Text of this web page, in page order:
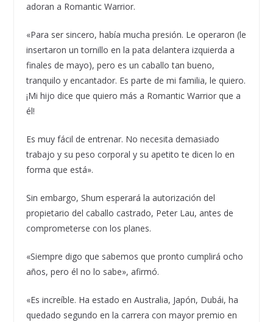
adoran a Romantic Warrior.
«Para ser sincero, había mucha presión. Le operaron (le
insertaron un tornillo en la pata delantera izquierda a
finales de mayo), pero es un caballo tan bueno,
tranquilo y encantador. Es parte de mi familia, le quiero.
¡Mi hijo dice que quiero más a Romantic Warrior que a
él!
Es muy fácil de entrenar. No necesita demasiado
trabajo y su peso corporal y su apetito te dicen lo en
forma que está».
Sin embargo, Shum esperará la autorización del
propietario del caballo castrado, Peter Lau, antes de
comprometerse con los planes.
«Siempre digo que sabemos que pronto cumplirá ocho
años, pero él no lo sabe», afirmó.
«Es increíble. Ha estado en Australia, Japón, Dubái, ha
quedado segundo en la carrera con mayor premio en